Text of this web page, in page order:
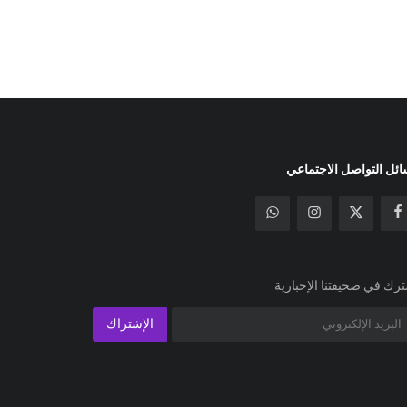
التواصل الاجتماعي
في صحيفتنا الإخبارية
الإشتراك